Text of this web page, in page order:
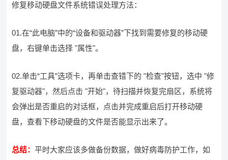
修复移动硬盘文件系统错误处理方法：
01.在“此电脑”中的“设备和驱动器”下找到需要修复的移动硬
盘，右键单击选择 "属性"。
02.单击“工具”选项卡，再单击查错下的 "检查"按钮，选中 "修
复驱动器"，然后点击 "开始"，待扫描并恢复完扇区，系统将
会弹出是否重启的对话框，点击并完成重启后打开移动硬
盘，查看下移动硬盘的文件是否能显示出来了。
总结：平时大家应该多做备份数据，做好病毒防护工作，如